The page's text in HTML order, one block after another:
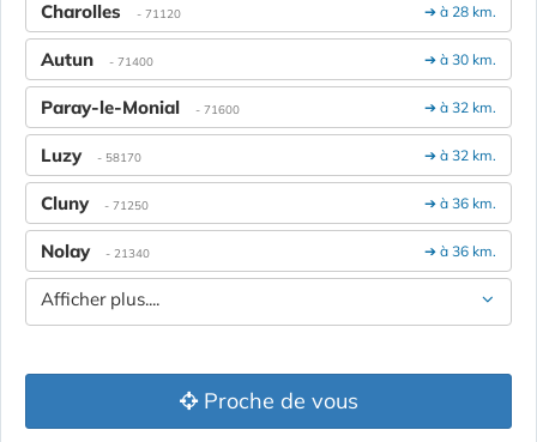
➔ à 28 km.
Charolles - 71120
➔ à 30 km.
Autun - 71400
➔ à 32 km.
Paray-le-Monial - 71600
➔ à 32 km.
Luzy - 58170
➔ à 36 km.
Cluny - 71250
➔ à 36 km.
Nolay - 21340
Afficher plus....
Proche de vous